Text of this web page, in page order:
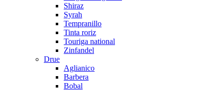
Shiraz
Syrah
Tempranillo
Tinta roriz
Touriga national
Zinfandel
Drue
Aglianico
Barbera
Bobal